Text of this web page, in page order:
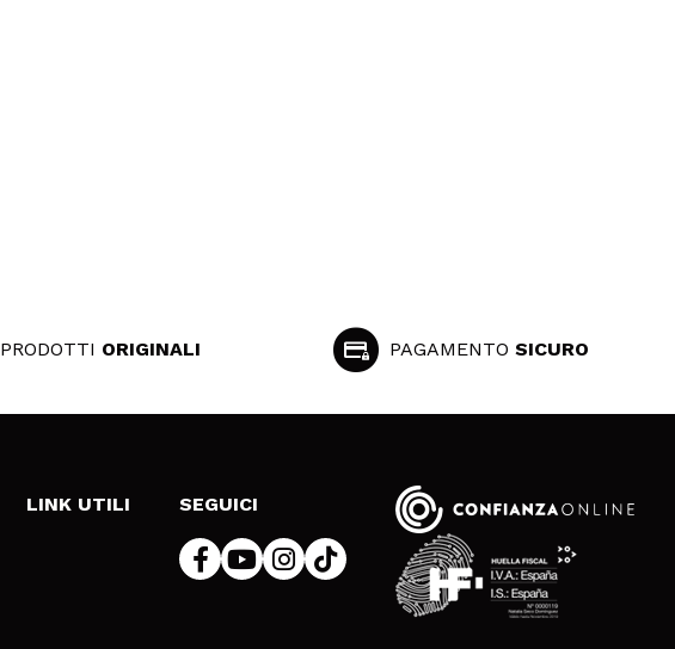
PRODOTTI ORIGINALI PAGAMENTO SICURO
LINK UTILI SEGUICI